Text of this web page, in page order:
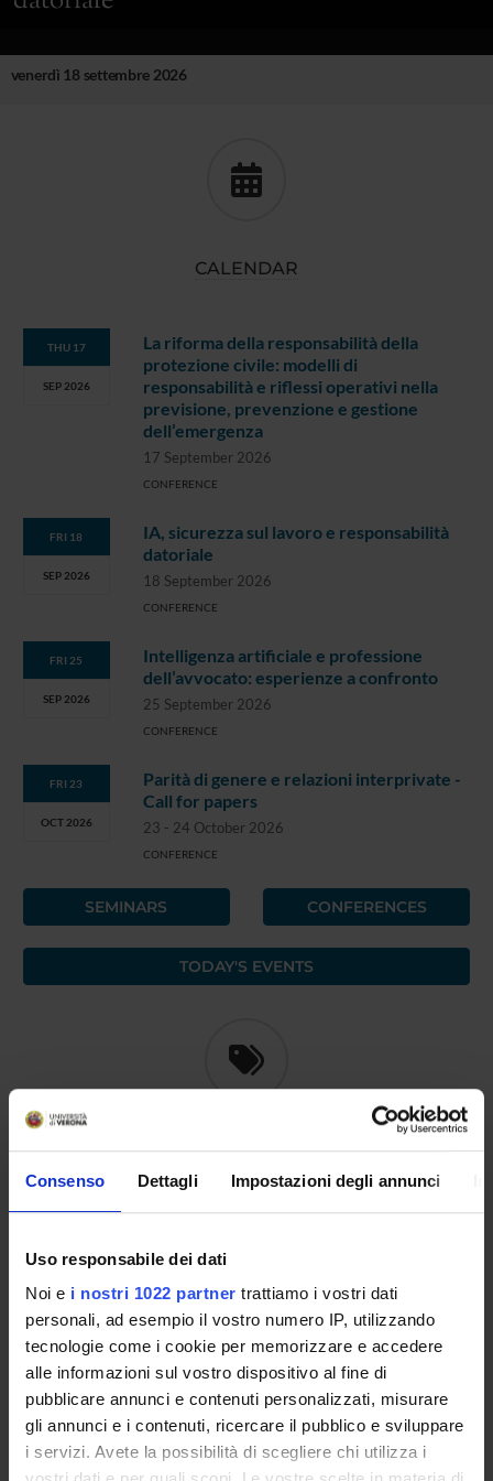
Consenso Dettagli Impostazioni degli annunci
Uso responsabile dei dati
Noi e i nostri 1022 partner trattiamo i vostri dati
personali, ad esempio il vostro numero IP, utilizzando
tecnologie come i cookie per memorizzare e accedere
alle informazioni sul vostro dispositivo al fine di
pubblicare annunci e contenuti personalizzati, misurare
gli annunci e i contenuti, ricercare il pubblico e sviluppare
i servizi. Avete la possibilità di scegliere chi utilizza i
venerdì 18 settembre 2026
CALENDAR
THU 17
SEP 2026
La riforma della responsabilità della
protezione civile: modelli di
responsabilità e riflessi operativi nella
previsione, prevenzione e gestione
dell’emergenza
17 September 2026
CONFERENCE
FRI 18
SEP 2026
IA, sicurezza sul lavoro e responsabilità
datoriale
18 September 2026
CONFERENCE
FRI 25
SEP 2026
Intelligenza artificiale e professione
dell’avvocato: esperienze a confronto
25 September 2026
CONFERENCE
FRI 23
OCT 2026
Parità di genere e relazioni interprivate -
Call for papers
23 - 24 October 2026
CONFERENCE
SEMINARS CONFERENCES
TODAY'S EVENTS
HIGHLIGHTS
EXCELLENCE
WINTER SCHOOL -
EXPLORATIONS IN
CRITICAL LEGAL
GEOGRAPHIES
DEPARTMENT SERIES